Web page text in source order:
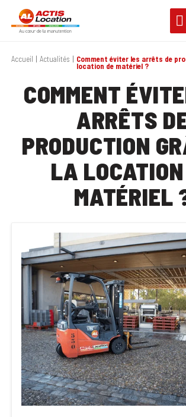
Accueil Actualités Comment éviter les arrêts de
location de matériel ?
COMMENT
ARRÊTS
PRODUCTION
LA
MATÉRIEL